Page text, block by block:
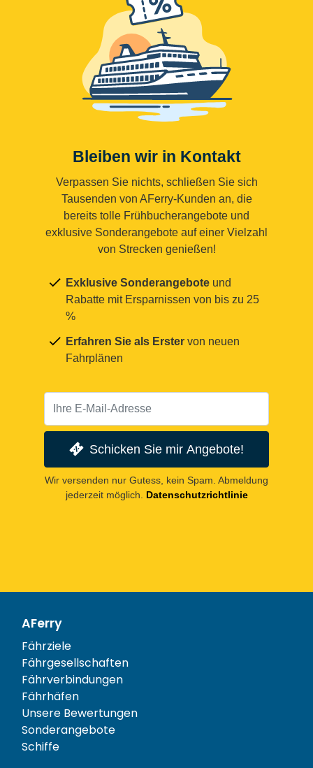
Bleiben wir in Kontakt
Verpassen Sie nichts, schließen Sie sich
Tausenden von AFerry-Kunden an, die
bereits tolle Frühbucherangebote und
exklusive Sonderangebote auf einer Vielzahl
von Strecken genießen!
Exklusive Sonderangebote und
Rabatte mit Ersparnissen von bis zu 25
%
Erfahren Sie als Erster von neuen
Fahrplänen
Schicken Sie mir Angebote!
Wir versenden nur Gutess, kein Spam. Abmeldung
jederzeit möglich.
Datenschutzrichtlinie
AFerry
Fährziele
Fährgesellschaften
Fährverbindungen
Fährhäfen
Unsere Bewertungen
Sonderangebote
Schiffe